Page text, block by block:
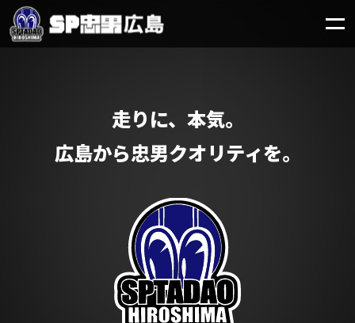
走りに、本気。
広島から忠男クオリティを。